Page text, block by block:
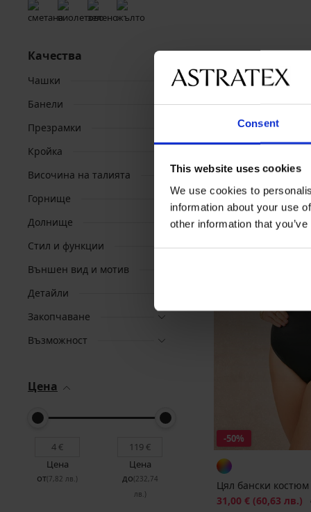
Consent
This website uses cookies
We use cookies to
information about your use
other information that
Качества
Чашки
Банели
Презрамки
Кройка
Височина на талията
Горнище
Долнище
Стил и функции
Външен вид и мотив
Детайли
Закопчаване
Възможност
Цена
Цена
от(7,82 лв.)
Цена
до(232,74
лв.)
-50%
Цял бански
Намаление
31,00 € (60,63 лв.)